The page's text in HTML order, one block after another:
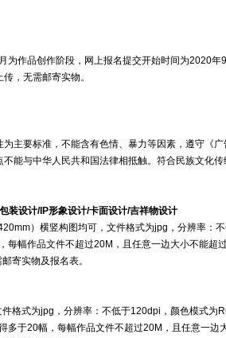
为作品创作阶段，网上报名提交开始时间为2020
，无需邮寄实物。
为主要标准，不能含有色情、暴力等因素，遵守《
不能与中华人民共和国法律相抵触。符合民族文化
装设计/IP形象设计/卡面设计/吉祥物设计
）横竖构图均可，文件格式为jpg，分辨率：
每幅作品文件不超过20M，且任意一边大小不能超
寄实物及报名表。
格式为jpg，分辨率：不低于120dpi，颜色模式为
多于20幅，每幅作品文件不超过20M，且任意一边